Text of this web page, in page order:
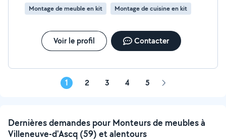
Montage de meuble en kit Montage de cuisine en kit
Voir le profil Contacter
1 2 3 4 5 Page
Dernières demandes pour Monteurs de meubles à
Villeneuve-d'Ascq (59) et alentours